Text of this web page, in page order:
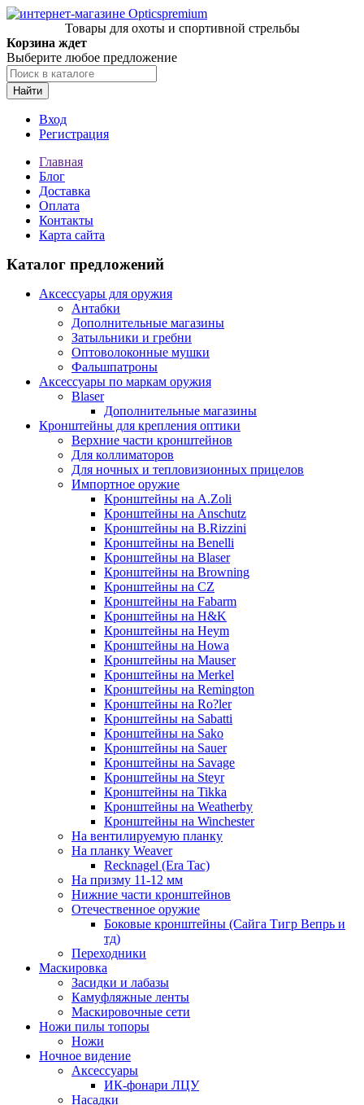
Товары для охоты и спортивной стрельбы
Корзина ждет
Выберите любое предложение
Найти
Вход
Регистрация
Главная
Блог
Доставка
Оплата
Контакты
Карта сайта
Каталог предложений
Аксессуары для оружия
Антабки
Дополнительные магазины
Затыльники и гребни
Оптоволоконные мушки
Фальшпатроны
Аксессуары по маркам оружия
Blaser
Дополнительные магазины
Кронштейны для крепления оптики
Верхние части кронштейнов
Для коллиматоров
Для ночных и тепловизионных прицелов
Импортное оружие
Кронштейны на A.Zoli
Кронштейны на Anschutz
Кронштейны на B.Rizzini
Кронштейны на Benelli
Кронштейны на Blaser
Кронштейны на Browning
Кронштейны на CZ
Кронштейны на Fabarm
Кронштейны на H&K
Кронштейны на Heym
Кронштейны на Howa
Кронштейны на Mauser
Кронштейны на Merkel
Кронштейны на Remington
Кронштейны на Ro?ler
Кронштейны на Sabatti
Кронштейны на Sako
Кронштейны на Sauer
Кронштейны на Savage
Кронштейны на Steyr
Кронштейны на Tikka
Кронштейны на Weatherby
Кронштейны на Winchester
На вентилируемую планку
На планку Weaver
Recknagel (Era Tac)
На призму 11-12 мм
Нижние части кронштейнов
Отечественное оружие
Боковые кронштейны (Сайга Тигр Вепрь и
тд)
Переходники
Маскировка
Засидки и лабазы
Камуфляжные ленты
Маскировочные сети
Ножи пилы топоры
Ножи
Ночное видение
Аксессуары
ИК-фонари ЛЦУ
Насадки